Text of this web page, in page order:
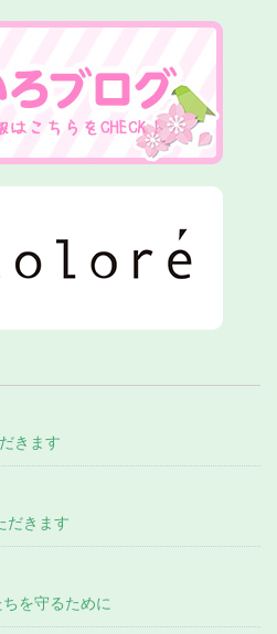
きます
だきます
を守るために